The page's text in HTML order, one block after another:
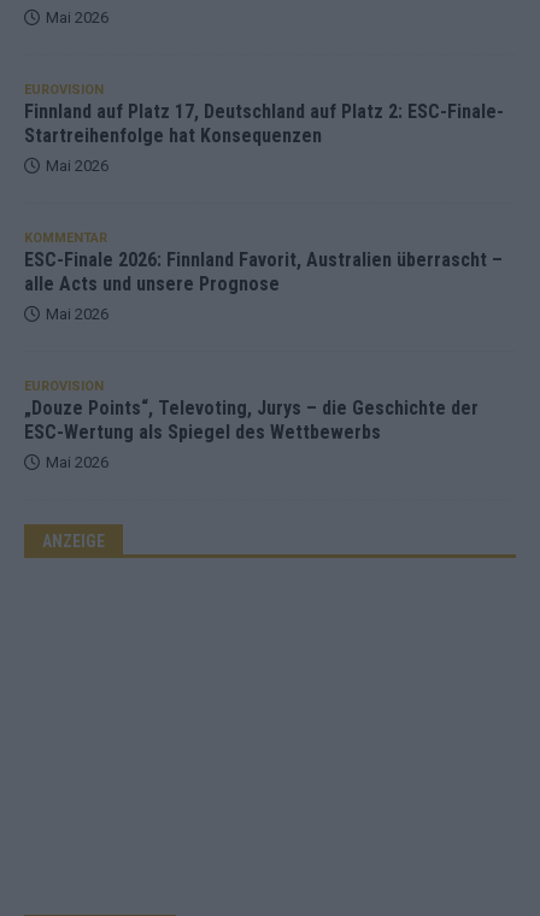
Mai 2026
EUROVISION
Finnland auf Platz 17, Deutschland auf Platz 2: ESC-Finale-
Startreihenfolge hat Konsequenzen
Mai 2026
KOMMENTAR
ESC-Finale 2026: Finnland Favorit, Australien überrascht –
alle Acts und unsere Prognose
Mai 2026
EUROVISION
„Douze Points“, Televoting, Jurys – die Geschichte der
ESC-Wertung als Spiegel des Wettbewerbs
Mai 2026
ANZEIGE